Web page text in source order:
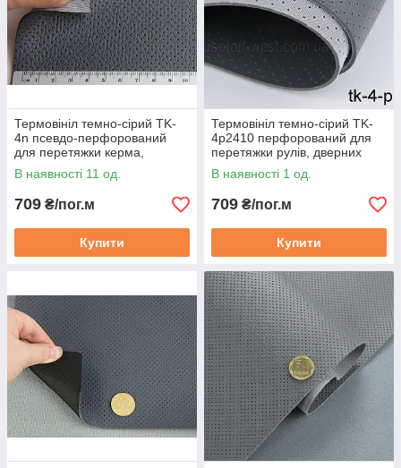
Термовініл темно-сірий TK-
4n псевдо-перфорований
для перетяжки керма,
дверних карток, панелей
В наявності 11 од.
709 ₴/пог.м
Купити
Термовініл темно-сірий TK-
4p2410 перфорований для
перетяжки рулів, дверних
карт, airbag, панелей салону
авто
В наявності 1 од.
709 ₴/пог.м
Купити